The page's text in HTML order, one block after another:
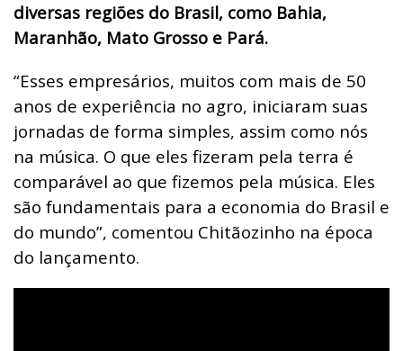
diversas regiões do Brasil, como Bahia,
Maranhão, Mato Grosso e Pará.
“Esses empresários, muitos com mais de 50
anos de experiência no agro, iniciaram suas
jornadas de forma simples, assim como nós
na música. O que eles fizeram pela terra é
comparável ao que fizemos pela música. Eles
são fundamentais para a economia do Brasil e
do mundo”, comentou Chitãozinho na época
do lançamento.